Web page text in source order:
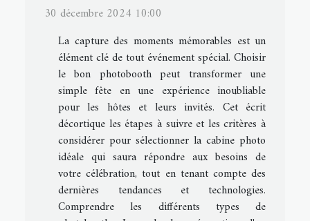
30 décembre 2024 10:00
La capture des moments mémorables est un
élément clé de tout événement spécial. Choisir
le bon photobooth peut transformer une
simple fête en une expérience inoubliable
pour les hôtes et leurs invités. Cet écrit
décortique les étapes à suivre et les critères à
considérer pour sélectionner la cabine photo
idéale qui saura répondre aux besoins de
votre célébration, tout en tenant compte des
dernières tendances et technologies.
Comprendre les différents types de